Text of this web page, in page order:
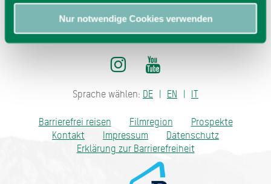
Nur notwendige Cookies verwenden
Sprache wählen: DE EN IT
Barrierefrei reisen Filmregion
Prospekte
Kontakt
Impressum
Datenschutz
Erklärung zur Barrierefreiheit